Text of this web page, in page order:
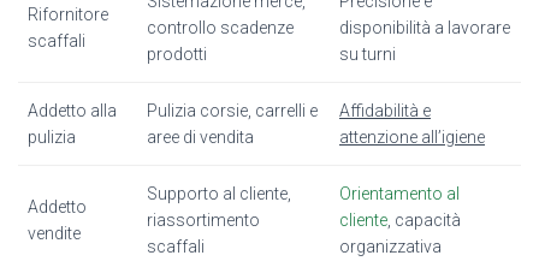
Rifornitore
scaffali
controllo scadenze
prodotti
disponibilità a lavorare
su turni
Addetto alla
pulizia
Pulizia corsie, carrelli e
aree di vendita
Affidabilità e
attenzione all’igiene
Addetto
vendite
Supporto al cliente,
riassortimento
scaffali
Orientamento al
cliente , capacità
organizzativa